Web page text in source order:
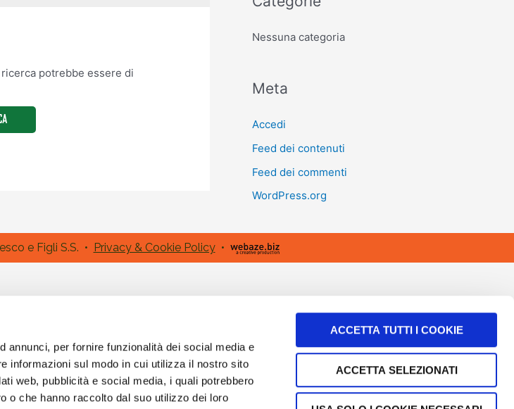
per fornire funzionalità dei social media e
informazioni sul modo in cui utilizza il nostro sito
web, pubblicità e social media, i quali potrebbero
o che hanno raccolto dal suo utilizzo dei loro
ACCETTA TUTTI I COOKIE
ACCETTA SELEZIONATI
potrebbe essere di
Nessuna categoria
Meta
Accedi
Feed dei contenuti
Feed dei commenti
WordPress.org
e Figli S.S. • Privacy & Cookie Policy•